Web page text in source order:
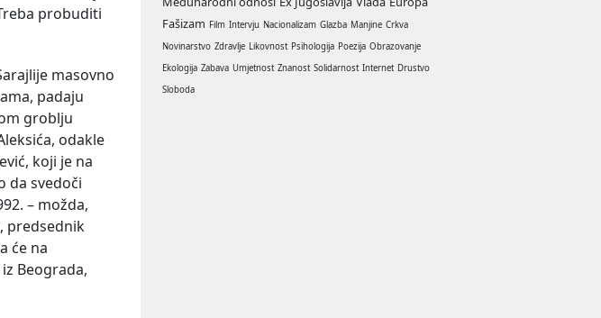
probuditi
masovno
padaju
groblju
odakle
koji je na
da svedoči
– možda,
predsednik
će na
Beograda,
Fašizam Film Intervju Nacionalizam Glazba Manjine Crkva
Novinarstvo Zdravlje Likovnost Psihologija Poezija Obrazovanje
Ekologija Zabava Umjetnost Znanost Solidarnost Internet Drustvo
Sloboda